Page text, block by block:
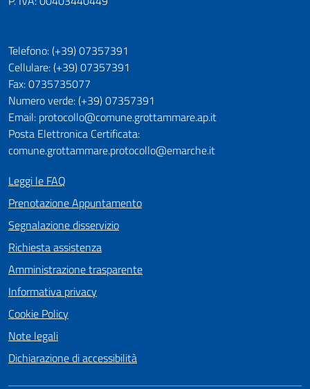
Telefono: (+39) 07357391
Cellulare: (+39) 07357391
Fax: 0735735077
Numero verde: (+39) 07357391
Email: protocollo@comune.grottammare.ap.it
Posta Elettronica Certificata:
comune.grottammare.protocollo@emarche.it
Leggi le FAQ
Prenotazione Appuntamento
Segnalazione disservizio
Richiesta assistenza
Amministrazione trasparente
Informativa privacy
Cookie Policy
Note legali
Dichiarazione di accessibilità